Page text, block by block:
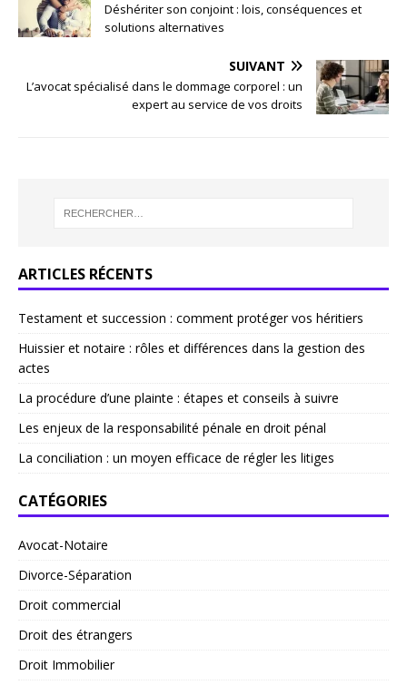
Déshériter son conjoint : lois, conséquences et
solutions alternatives
SUIVANT
L’avocat spécialisé dans le dommage corporel : un
expert au service de vos droits
ARTICLES RÉCENTS
Testament et succession : comment protéger vos héritiers
Huissier et notaire : rôles et différences dans la gestion des
actes
La procédure d’une plainte : étapes et conseils à suivre
Les enjeux de la responsabilité pénale en droit pénal
La conciliation : un moyen efficace de régler les litiges
CATÉGORIES
Avocat-Notaire
Divorce-Séparation
Droit commercial
Droit des étrangers
Droit Immobilier